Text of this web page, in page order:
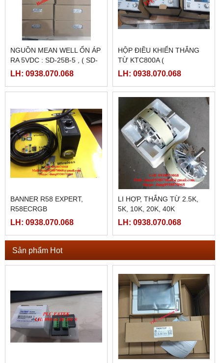
NGUỒN MEAN WELL ỔN ÁP
RA 5VDC : SD-25B-5 , ( SD-
25B-12, SD-25B-24)
LH: 0938.070.068
HỘP ĐIỀU KHIỂN THẮNG
TỪ KTC800A (
24VDC/4AMPE)
LH: 0938.070.068
BANNER R58 EXPERT,
R58ECRGB
LH: 0938.070.068
LI HỢP, THẮNG TỪ 2.5K,
5K, 10K, 20K, 40K
LH: 0938.070.068
Sản phẩm Hot